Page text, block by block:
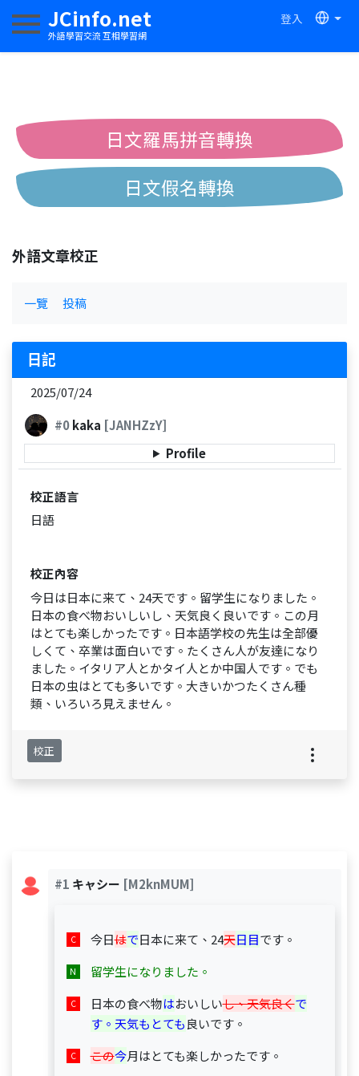
JCinfo.net
外語學習交流 互相學習網
登入
切換導航
日文羅馬拼音轉換
日文假名轉換
外語文章校正
一覽 投稿
日記
2025/07/24
#0kaka [JANHZzY]
Profile
校正語言
日語
校正內容
今日は日本に来て、24天です。留学生になりました。
日本の食べ物おいしいし、天気良く良いです。この月
はとても楽しかったです。日本語学校の先生は全部優
しくて、卒業は面白いです。たくさん人が友達になり
ました。イタリア人とかタイ人とか中国人です。でも
日本の虫はとても多いです。大きいかつたくさん種
類、いろいろ見えません。
校正
#1 キャシー [M2knMUM]
今日はで日本に来て、24天日目です。
留学生になりました。
日本の食べ物はおいしいし、天気良くで
す。天気もとても良いです。
この今月はとても楽しかったです。